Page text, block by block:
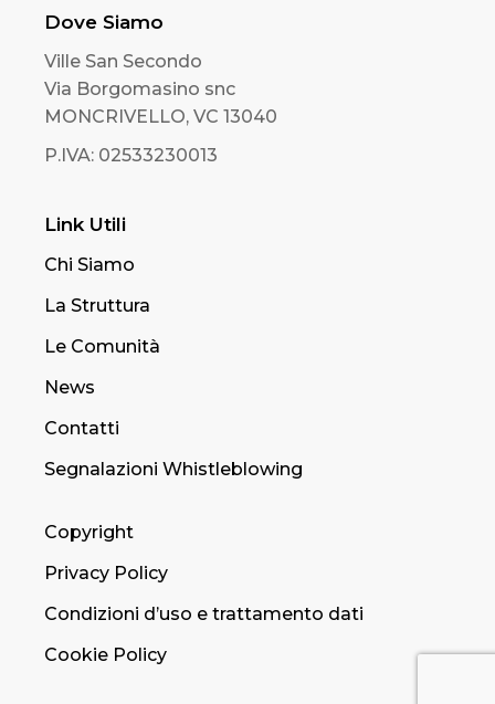
Dove Siamo
Ville San Secondo
Via Borgomasino snc
MONCRIVELLO, VC 13040
P.IVA: 02533230013
Link Utili
Chi Siamo
La Struttura
Le Comunità
News
Contatti
Segnalazioni Whistleblowing
Copyright
Privacy Policy
Condizioni d’uso e trattamento dati
Cookie Policy